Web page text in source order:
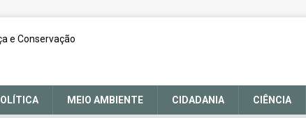
MEIO AMBIENTE CIDADANIA CIÊNCIA